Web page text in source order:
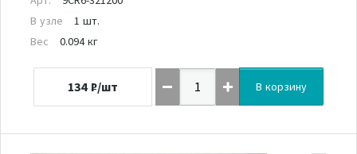
В узле
1 шт.
Вес
0.094 кг
134 ₽/шт В корзину